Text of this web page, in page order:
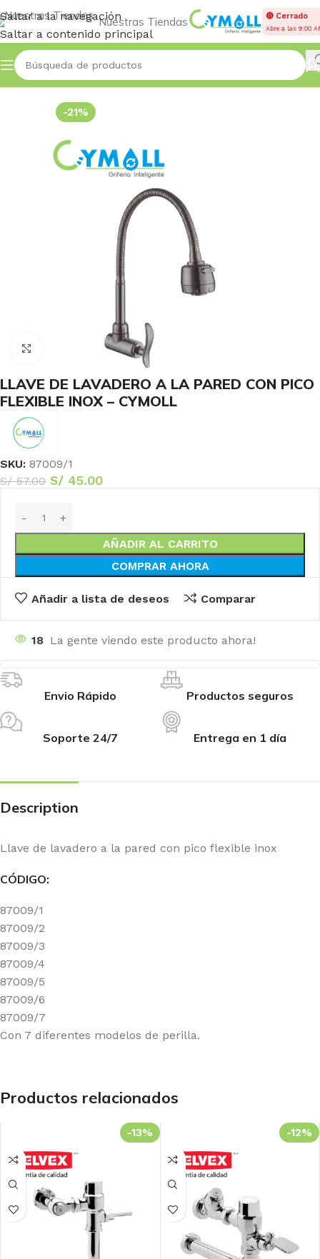
Saltar a la navegación
Saltar a contenido principal
Nuestras Tiendas 🔴 Cerrado
Abre a las 9:00
Inicio Accessories
-21%
Haga Click para agrandar
LLAVE DE LAVADERO A LA PARED CON PICO
FLEXIBLE INOX – CYMOLL
SKU: 87009/1
S/57.00 S/ 45.00
AÑADIR AL CARRITO
COMPRAR AHORA
Añadir a lista de deseos Comparar
18 La gente viendo este producto ahora!
Envio Rápido Productos seguros
Soporte 24/7 Entrega en 1 día
Description
Llave de lavadero a la pared con pico flexible inox
CÓDIGO:
87009/1
87009/2
87009/3
87009/4
87009/5
87009/6
87009/7
Con 7 diferentes modelos de perilla.
Productos relacionados
-13% -12%